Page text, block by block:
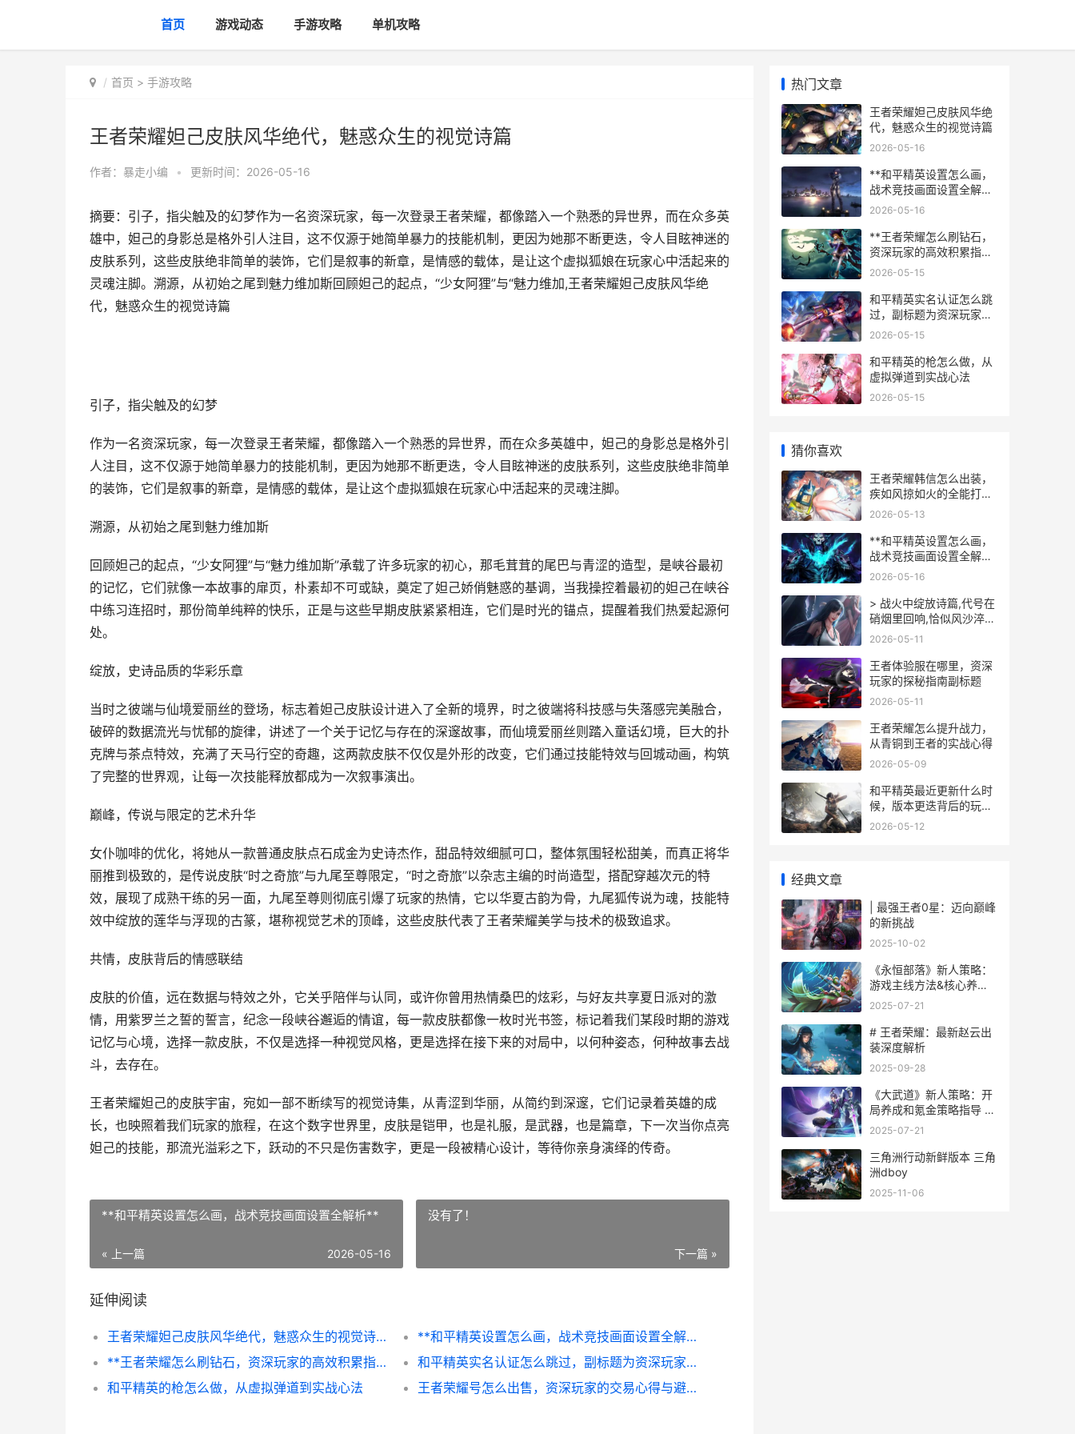
首页 游戏动态 手游攻略 单机攻略
首页 > 手游攻略
王者荣耀妲己皮肤风华绝代，魅惑众生的视觉诗篇
作者： 暴走小编 • 更新时间：2026-05-16
摘要：引子，指尖触及的幻梦作为一名资深玩家，每一次登录王者荣耀，都像踏入一个熟悉的异世界，而在众多英
雄中，妲己的身影总是格外引人注目，这不仅源于她简单暴力的技能机制，更因为她那不断更迭，令人目眩神迷的
皮肤系列，这些皮肤绝非简单的装饰，它们是叙事的新章，是情感的载体，是让这个虚拟狐娘在玩家心中活起来的
灵魂注脚。溯源，从初始之尾到魅力维加斯回顾妲己的起点，“少女阿狸”与“魅力维加,王者荣耀妲己皮肤风华绝
代，魅惑众生的视觉诗篇
引子，指尖触及的幻梦
作为一名资深玩家，每一次登录王者荣耀，都像踏入一个熟悉的异世界，而在众多英雄中，妲己的身影总是格外引
人注目，这不仅源于她简单暴力的技能机制，更因为她那不断更迭，令人目眩神迷的皮肤系列，这些皮肤绝非简单
的装饰，它们是叙事的新章，是情感的载体，是让这个虚拟狐娘在玩家心中活起来的灵魂注脚。
溯源，从初始之尾到魅力维加斯
回顾妲己的起点，“少女阿狸”与“魅力维加斯”承载了许多玩家的初心，那毛茸茸的尾巴与青涩的造型，是峡谷最初
的记忆，它们就像一本故事的扉页，朴素却不可或缺，奠定了妲己娇俏魅惑的基调，当我操控着最初的妲己在峡谷
中练习连招时，那份简单纯粹的快乐，正是与这些早期皮肤紧紧相连，它们是时光的锚点，提醒着我们热爱起源何
处。
绽放，史诗品质的华彩乐章
当时之彼端与仙境爱丽丝的登场，标志着妲己皮肤设计进入了全新的境界，时之彼端将科技感与失落感完美融合，
破碎的数据流光与忧郁的旋律，讲述了一个关于记忆与存在的深邃故事，而仙境爱丽丝则踏入童话幻境，巨大的扑
克牌与茶点特效，充满了天马行空的奇趣，这两款皮肤不仅仅是外形的改变，它们通过技能特效与回城动画，构筑
了完整的世界观，让每一次技能释放都成为一次叙事演出。
巅峰，传说与限定的艺术升华
女仆咖啡的优化，将她从一款普通皮肤点石成金为史诗杰作，甜品特效细腻可口，整体氛围轻松甜美，而真正将华
丽推到极致的，是传说皮肤“时之奇旅”与九尾至尊限定，“时之奇旅”以杂志主编的时尚造型，搭配穿越次元的特
效，展现了成熟干练的另一面，九尾至尊则彻底引爆了玩家的热情，它以华夏古韵为骨，九尾狐传说为魂，技能特
效中绽放的莲华与浮现的古篆，堪称视觉艺术的顶峰，这些皮肤代表了王者荣耀美学与技术的极致追求。
共情，皮肤背后的情感联结
皮肤的价值，远在数据与特效之外，它关乎陪伴与认同，或许你曾用热情桑巴的炫彩，与好友共享夏日派对的激
情，用紫罗兰之誓的誓言，纪念一段峡谷邂逅的情谊，每一款皮肤都像一枚时光书签，标记着我们某段时期的游戏
记忆与心境，选择一款皮肤，不仅是选择一种视觉风格，更是选择在接下来的对局中，以何种姿态，何种故事去战
斗，去存在。
王者荣耀妲己的皮肤宇宙，宛如一部不断续写的视觉诗集，从青涩到华丽，从简约到深邃，它们记录着英雄的成
长，也映照着我们玩家的旅程，在这个数字世界里，皮肤是铠甲，也是礼服，是武器，也是篇章，下一次当你点亮
妲己的技能，那流光溢彩之下，跃动的不只是伤害数字，更是一段被精心设计，等待你亲身演绎的传奇。
**和平精英设置怎么画，战术竞技画面设置全解析**
« 上一篇 2026-05-16
没有了！
下一篇 »
延伸阅读
王者荣耀妲己皮肤风华绝代，魅惑众生的视觉诗篇
**和平精英设置怎么画，战术竞技画面设置全解析**
**王者荣耀怎么刷钻石，资深玩家的高效积累指南，副标题，全面解析免费钻石获取之道**
和平精英实名认证怎么跳过，副标题为资深玩家的坦诚之言与郑重提醒
和平精英的枪怎么做，从虚拟弹道到实战心法
王者荣耀号怎么出售，资深玩家的交易心得与避坑指南
热门文章
王者荣耀妲己皮肤风华绝
代，魅惑众生的视觉诗篇
2026-05-16
**和平精英设置怎么画，
战术竞技画面设置全解析
**
2026-05-16
**王者荣耀怎么刷钻石，
资深玩家的高效积累指
南，副标题，全面解析免
2026-05-15
和平精英实名认证怎么跳
过，副标题为资深玩家的
坦诚之言与郑重提醒
2026-05-15
和平精英的枪怎么做，从
虚拟弹道到实战心法
2026-05-15
猜你喜欢
王者荣耀韩信怎么出装，
疾如风掠如火的全能打法
解析
2026-05-13
**和平精英设置怎么画，
战术竞技画面设置全解析
**
2026-05-16
> 战火中绽放诗篇,代号在
硝烟里回响,恰似风沙淬炼
出的玫瑰,在枪林弹雨中散
2026-05-11
王者体验服在哪里，资深
玩家的探秘指南副标题
2026-05-11
王者荣耀怎么提升战力，
从青铜到王者的实战心得
2026-05-09
和平精英最近更新什么时
候，版本更迭背后的玩家
生态
2026-05-12
经典文章
| 最强王者0星：迈向巅峰
的新挑战
2025-10-02
《永恒部落》新人策略：
游戏主线方法&核心养成
机制说明 永恒部落新手攻
2025-07-21
# 王者荣耀：最新赵云出
装深度解析
2025-09-28
《大武道》新人策略：开
局养成和氪金策略指导 新
版武道大会
2025-07-21
三角洲行动新鲜版本 三角
洲dboy
2025-11-06